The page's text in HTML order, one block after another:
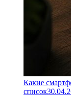
Какие
список